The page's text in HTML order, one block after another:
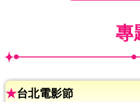
專
★台北電影節